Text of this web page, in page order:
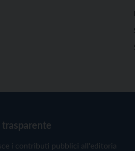
i contributi pubblici all'editoria